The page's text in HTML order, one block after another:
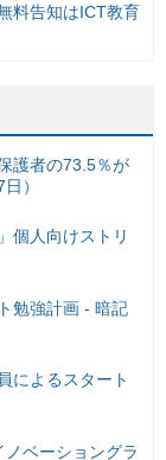
料告知はICT教育
護者の73.5％が
）
個人向けストリ
勉強計画 - 暗記
によるスタート
ベーショングラ